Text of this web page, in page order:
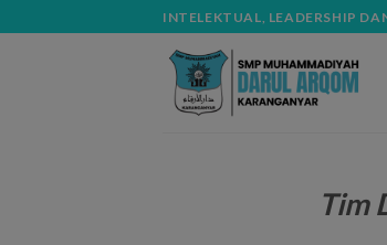
to
INTELEKTUAL, LEADERSHIP
Tim